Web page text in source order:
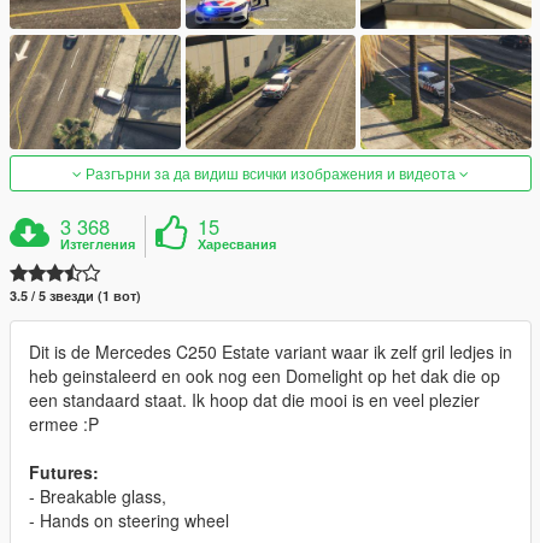
Разгърни за да видиш всички изображения и видеота
3 368
Изтегления
15
Харесвания
3.5 / 5 звезди (1 вот)
Dit is de Mercedes C250 Estate variant waar ik zelf gril ledjes in
heb geinstaleerd en ook nog een Domelight op het dak die op
een standaard staat. Ik hoop dat die mooi is en veel plezier
ermee :P
Futures:
- Breakable glass,
- Hands on steering wheel